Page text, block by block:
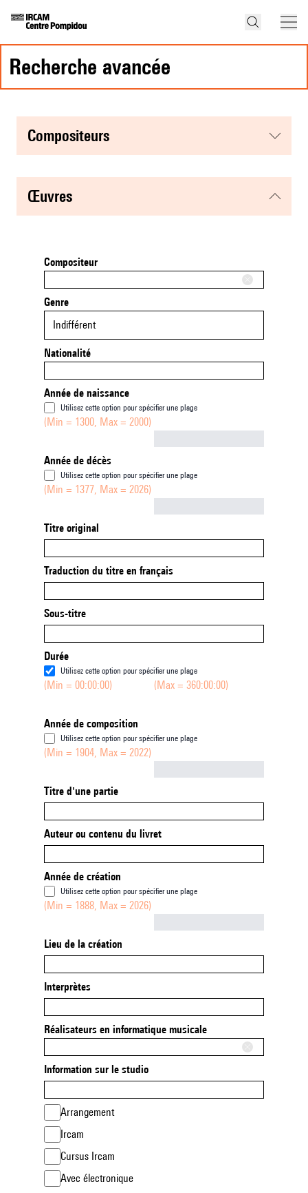
recherche avancée
compositeurs
œuvres
Compositeur
Genre
Indifférent
Nationalité
Année de naissance
Utilisez cette option pour spécifier une plage
(Min = 1300, Max = 2000)
Année de décès
Utilisez cette option pour spécifier une plage
(Min = 1377, Max = 2026)
Titre original
Traduction du titre en français
Sous-titre
Durée
Utilisez cette option pour spécifier une plage
(Min = 00:00:00) (Max = 360:00:00)
Année de composition
Utilisez cette option pour spécifier une plage
(Min = 1904, Max = 2022)
Titre d'une partie
Auteur ou contenu du livret
Année de création
Utilisez cette option pour spécifier une plage
(Min = 1888, Max = 2026)
Lieu de la création
Interprètes
Réalisateurs en informatique musicale
Information sur le studio
Arrangement
Ircam
Cursus Ircam
Avec électronique